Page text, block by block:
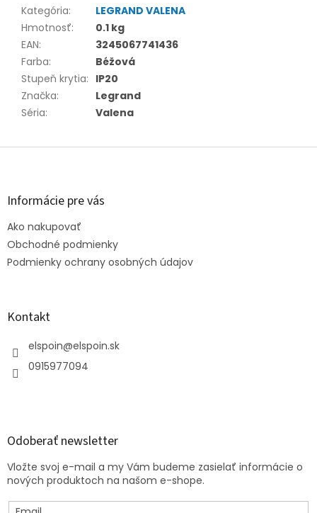
Kategória:
LEGRAND VALENA
Hmotnosť:
0.1 kg
EAN:
3245067741436
Farba:
Béžová
Stupeň krytia: IP20
Značka:
Legrand
Séria: Valena
Z
Informácie pre vás
Ako nakupovať
Obchodné podmienky
Podmienky ochrany osobných údajov
Kontakt
elspoin@elspoin.sk
0915977094
Odoberať newsletter
Vložte svoj e-mail a my Vám budeme zasielať informácie o
nových produktoch na našom e-shope.